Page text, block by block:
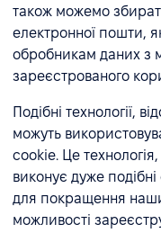
також можемо
електронної пошти,
обробникам даних з
зареєстрованого
Подібні технології,
можуть
cookie. Це
виконує дуже
для покращення
можливості